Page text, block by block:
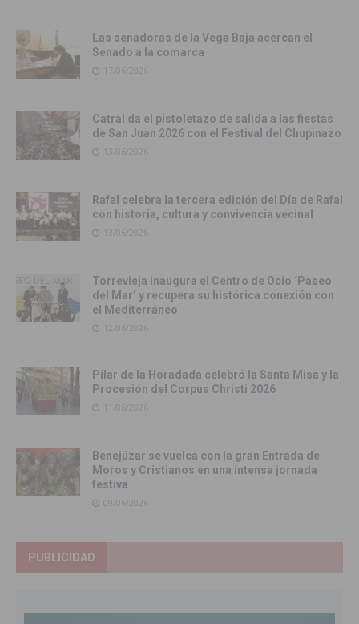
Las senadoras de la Vega Baja acercan el
Senado a la comarca
17/06/2026
Catral da el pistoletazo de salida a las fiestas
de San Juan 2026 con el Festival del Chupinazo
13/06/2026
Rafal celebra la tercera edición del Día de Rafal
con historia, cultura y convivencia vecinal
13/06/2026
Torrevieja inaugura el Centro de Ocio ‘Paseo
del Mar’ y recupera su histórica conexión con
el Mediterráneo
12/06/2026
Pilar de la Horadada celebró la Santa Misa y la
Procesión del Corpus Christi 2026
11/06/2026
Benejúzar se vuelca con la gran Entrada de
Moros y Cristianos en una intensa jornada
festiva
09/06/2026
PUBLICIDAD